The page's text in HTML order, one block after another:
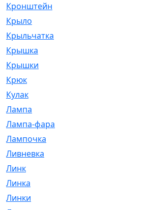
Кронштейн
Крыло
Крыльчатка
Крышка
Крышки
Крюк
Кулак
Лампа
Лампа-фара
Лампочка
Ливневка
Линк
Линка
Линки